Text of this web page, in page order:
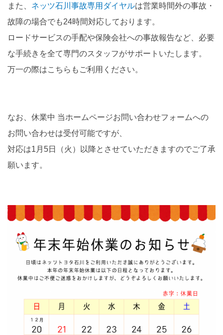
また、 ネッツ石川事故専用ダイヤルは営業時間外の事故・
故障の場合でも24時間対応しております。
ロードサービスの手配や保険会社への事故報告など、必要
な手続きを全て専門のスタッフがサポートいたします。
万一の際はこちらもご利用ください。
なお、休業中 当ホームページお問い合わせフォームへの
お問い合わせは受付可能ですが、
対応は1月5日（火）以降とさせていただきますのでご了承
願います。